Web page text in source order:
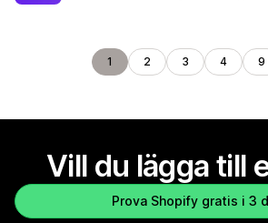
1 2 3 4 9
Vill du lägga till
Prova Shopify gratis i 3